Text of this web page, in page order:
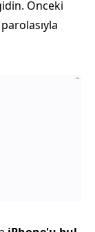
Önceki